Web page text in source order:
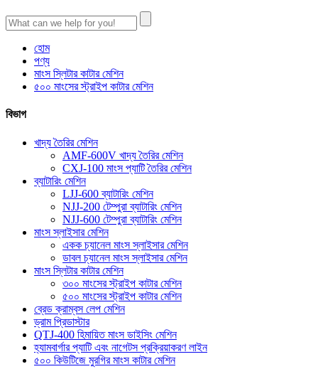
হোম
পণ্য
মাংস স্লিটার কাটার মেশিন
৫০০ মাংসের স্ট্রাইপ কাটার মেশিন
বিভাগ
খাদ্য তৈরির মেশিন
AMF-600V খাদ্য তৈরির মেশিন
CXJ-100 মাংস প্যাটি তৈরির মেশিন
ব্যাটারিং মেশিন
LJJ-600 ব্যাটারিং মেশিন
NJJ-200 টেম্পুরা ব্যাটারিং মেশিন
NJJ-600 টেম্পুরা ব্যাটারিং মেশিন
মাংস স্লাইসার মেশিন
একক চ্যানেল মাংস স্লাইসার মেশিন
ডাবল চ্যানেল মাংস স্লাইসার মেশিন
মাংস স্লিটার কাটার মেশিন
৩০০ মাংসের স্ট্রাইপ কাটার মেশিন
৫০০ মাংসের স্ট্রাইপ কাটার মেশিন
ব্রেড ক্রাম্বস লেপ মেশিন
ড্রাম প্রিডাস্টার
QTJ-400 হিমায়িত মাংস ডাইসিং মেশিন
হ্যামবার্গার প্যাটি এবং নাগেটস প্রক্রিয়াকরণ লাইন
৫০০ কিউটিজে মুরগির মাংস কাটার মেশিন